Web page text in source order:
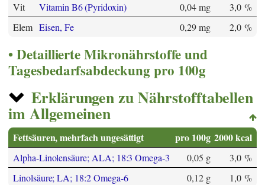
Vit
Vitamin B6 (Pyridoxin) 0,04 mg
3,0 %
Elem Eisen, Fe 0,29 mg 2,0 %
Detaillierte Mikronährstoffe und
Tagesbedarfsabdeckung pro 100g
Erklärungen zu Nährstofftabellen
im Allgemeinen
Fettsäuren, mehrfach ungesättigt pro 100g 2000 kcal
Alpha-Linolensäure; ALA; 18:3 Omega-3 0,05 g
3,0 %
Linolsäure; LA; 18:2 Omega-6
0,12 g 1,0 %